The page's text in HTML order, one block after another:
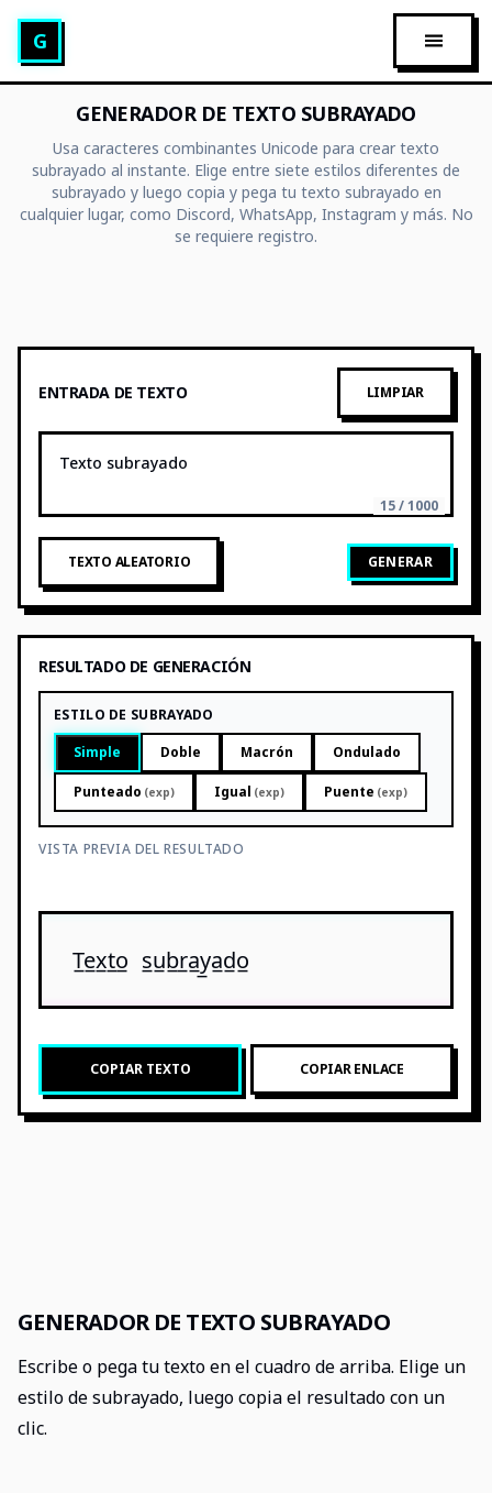
Glitch Text Generator
G ABRIR
GENERADOR DE TEXTO SUBRAYADO
Usa caracteres combinantes Unicode para crear texto
subrayado al instante. Elige entre siete estilos diferentes de
subrayado y luego copia y pega tu texto subrayado en
cualquier lugar, como Discord, WhatsApp, Instagram y más. No
se requiere registro.
ENTRADA DE TEXTO LIMPIAR
15 / 1000
TEXTO ALEATORIO GENERAR
RESULTADO DE GENERACIÓN
ESTILO DE SUBRAYADO
Simple
Doble Macrón Ondulado
Punteado (exp) Igual (exp) Puente (exp)
VISTA PREVIA DEL RESULTADO
T̲e̲x̲t̲o̲ s̲u̲b̲r̲a̲y̲a̲d̲o̲
COPIAR TEXTO COPIAR ENLACE
GENERADOR DE TEXTO SUBRAYADO
Escribe o pega tu texto en el cuadro de arriba. Elige un
estilo de subrayado, luego copia el resultado con un
clic.